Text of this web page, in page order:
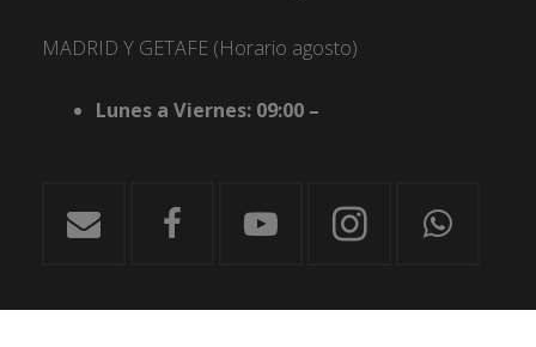
MADRID Y GETAFE (Horario agosto)
Lunes a Viernes: 09:00 –